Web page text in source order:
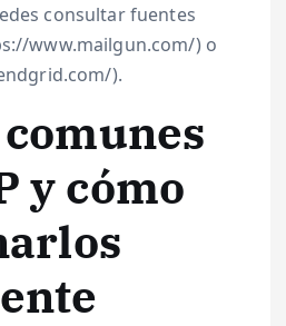
consultar fuentes
www.mailgun.com/) o
).
y cómo